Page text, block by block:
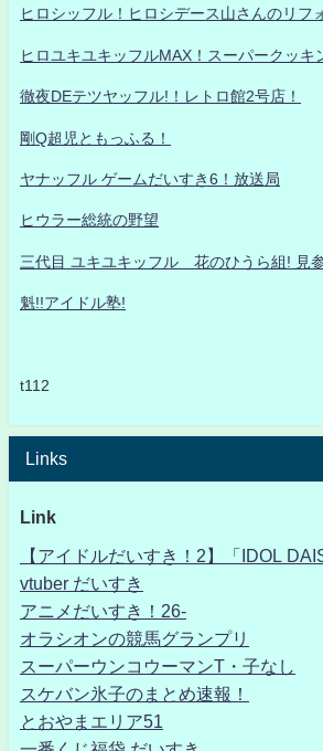
ヒロシッフル！ヒロシデース山さんのリフ
ヒロユキユキッフルMAX！スーパークッキ
徹夜DEテツヤッフル!！レトロ館2号店！
剛Q超児ともっふる！
ヤナッフル ゲームだいすき6！放送局
ヒウラー総統の野望
三代目 ユキユキッフル 花のひうら組! 見参
魁!!アイドル塾!
t112
Links
Link
【アイドルだいすき！2】「IDOL
vtuber だいすき
アニメだいすき！26-
オラシオンの競馬グランプリ
スーパーウンコウーマンT・子なし
スケバン氷子のまとめ速報！
とおやまエリア51